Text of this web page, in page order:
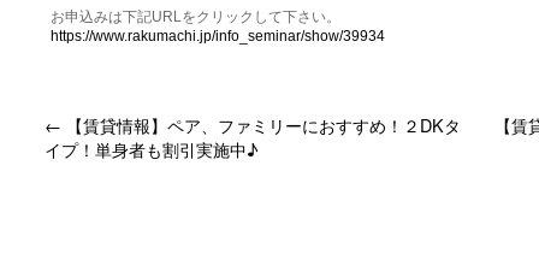
お申込みは下記URLをクリックして下さい。
https://www.rakumachi.jp/info_seminar/show/39934
← 【賃貸情報】ペア、ファミリーにおすすめ！２DKタ
イプ！単身者も割引実施中♪
【